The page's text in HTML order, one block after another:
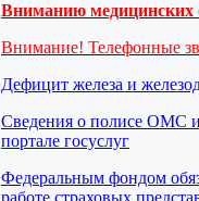
Вниманию медицинских
Внимание! Телефонные
Дефицит железа и
Сведения о полисе ОМС
портале госуслуг
Федеральным фондом
работе страховых